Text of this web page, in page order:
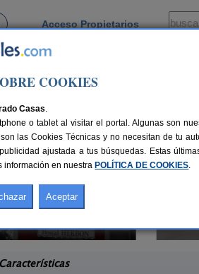
Acceso Propietarios
Características
COOKIES
Casas.
o tablet al visitar el portal. Algunas son
las Cookies Técnicas y no necesitan de tu
ajustada a tus búsquedas. Estas
información en nuestra POLÍTICA DE COOKIES.